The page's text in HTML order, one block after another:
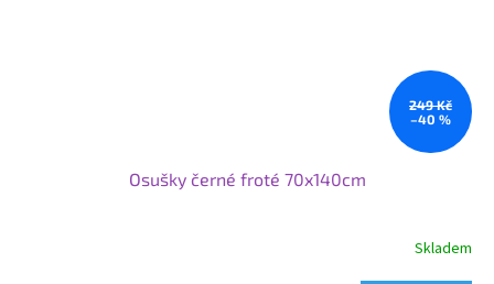
249 Kč
–40 %
Osušky černé froté 70x140cm
Skladem